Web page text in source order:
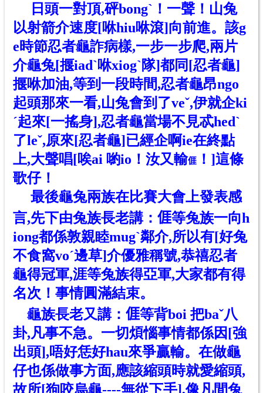
日頭一對頂,砰bongˋ！一聲！山兔
以射箭介速度[咻hiu咻滾]向前進。該g
e時節忍者龜詐病樣,一步一步爬,兩片
介龜兔[揠iadˋ咻xiogˋ隊]都同[忍者龜]
揠咻加油,等到一段時間,忍者龜昂ngo
起頭那來一看,山兔會到了veˇ,伊就企ki
ˊ起來[一搖身],忍者龜當場不見忒hedˋ
了leˇ,原來[忍者龜]已經企啊ie在終點
上,大聲唱[唉ai 喲io！汝又輸𠊎
！]這條
歌仔！
最後龜兔兩族在比賽大會上發表感
言,先下由兔族長老講：𠊎等兔族一向h
iong都係敦親睦mugˋ鄰介,所以有[好兔
不食窩voˊ邊草]介優雅稱號,恭禧忍者
龜得冠軍,涯等兔族得亞軍,大家都有得
名次！事情圓滿結束。
龜族長老又講： 𠊎等背boi 把baˇ八
卦,凡事不急。一切煩惱事情都係因[強
出頭],唔好恁好hau來爭贏輸。在做龜
仔也係做事方面,應該縮頭時就愛縮頭,
故所[狗咬烏龜----無從下手],像凡間兔